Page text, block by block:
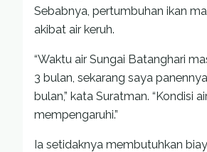
Sebabnya, pertumbuhan ikan
akibat air keruh.
“Waktu air Sungai Batanghari
3 bulan, sekarang saya
bulan,” kata Suratman. “Kondisi
mempengaruhi.”
Ia setidaknya membutuhkan